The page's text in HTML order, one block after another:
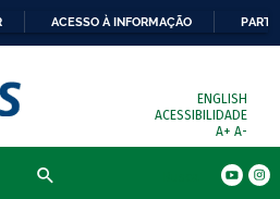
ACESSO À INFORMAÇÃO
ENGLISH
ACESSIBILIDADE
A+ A-